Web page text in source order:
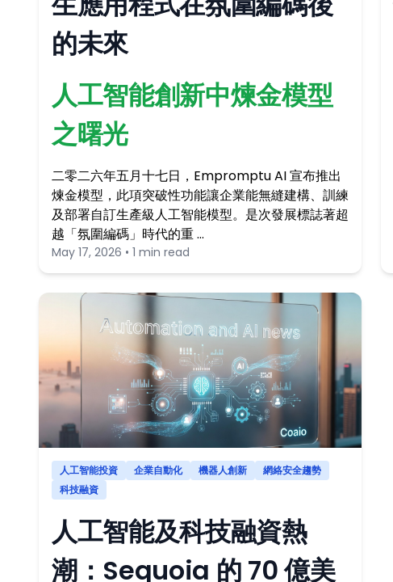
的未來
人工智能創新中煉金模型
之曙光
二零二六年五月十七日，Empromptu AI 宣布推出
煉金模型，此項突破性功能讓企業能無縫建構、訓練
及部署自訂生產級人工智能模型。是次發展標誌著超
越「氛圍編碼」時代的重 …
May 17, 2026 • 1 min read
人工智能投資 企業自動化 機器人創新
網絡安全趨勢
科技融資
人工智能及科技融資熱
潮：Sequoia 的 70 億美